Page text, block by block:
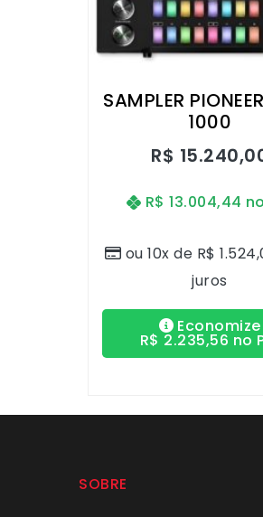
SAMPLER
1000
R$
ou 10x de R$
juros
R$ 13.004,44
Economize
R$ 2.235,56 no
SOBRE